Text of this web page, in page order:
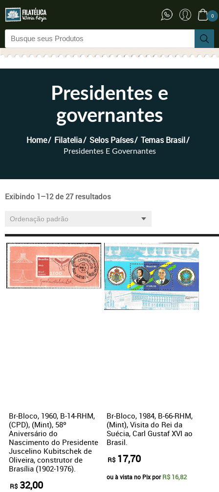
0
Presidentes e
governantes
Home Filatelia Selos Países Temas Brasil
Presidentes E Governantes
Exibindo 1–12 de 27 resultados
Br-Bloco, 1960, B-14-RHM,
(CPD), (Mint), 58º
Aniversário do
Nascimento do Presidente
Juscelino Kubitschek de
Oliveira, construtor de
Brasília (1902-1976).
R$ 32,00
Br-Bloco, 1984, B-66-RHM,
(Mint), Visita do Rei da
Suécia, Carl Gustaf XVI ao
Brasil.
R$ 17,70
ou à vista no Pix porR$ 16,82